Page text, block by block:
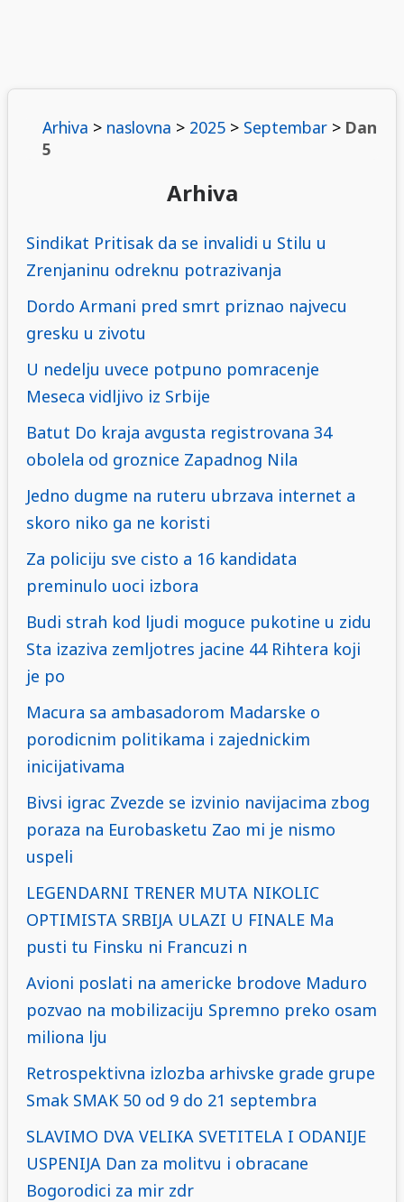
Arhiva > naslovna > 2025> Septembar> Dan
5
Arhiva
Sindikat Pritisak da se invalidi u Stilu u
Zrenjaninu odreknu potrazivanja
Dordo Armani pred smrt priznao najvecu
gresku u zivotu
U nedelju uvece potpuno pomracenje
Meseca vidljivo iz Srbije
Batut Do kraja avgusta registrovana 34
obolela od groznice Zapadnog Nila
Jedno dugme na ruteru ubrzava internet a
skoro niko ga ne koristi
Za policiju sve cisto a 16 kandidata
preminulo uoci izbora
Budi strah kod ljudi moguce pukotine u zidu
Sta izaziva zemljotres jacine 44 Rihtera koji
je po
Macura sa ambasadorom Madarske o
porodicnim politikama i zajednickim
inicijativama
Bivsi igrac Zvezde se izvinio navijacima zbog
poraza na Eurobasketu Zao mi je nismo
uspeli
LEGENDARNI TRENER MUTA NIKOLIC
OPTIMISTA SRBIJA ULAZI U FINALE Ma
pusti tu Finsku ni Francuzi n
Avioni poslati na americke brodove Maduro
pozvao na mobilizaciju Spremno preko osam
miliona lju
Retrospektivna izlozba arhivske grade grupe
Smak SMAK 50 od 9 do 21 septembra
SLAVIMO DVA VELIKA SVETITELA I ODANIJE
USPENIJA Dan za molitvu i obracane
Bogorodici za mir zdr